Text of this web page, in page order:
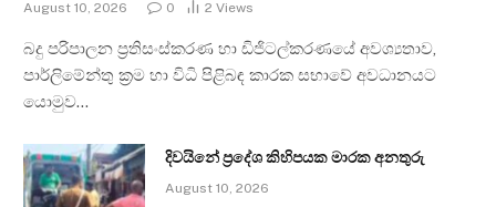
August 10, 2026 0 2 Views
බදු පරිපාලන ප්‍රතිසංස්කරණ හා ඩිජිටල්කරණයේ අවශ්‍යතාව,
පාර්ලිමේන්තු ක්‍රම හා විධි පිළිබඳ කාරක සභාවේ අවධානයට
යොමුව…
දිවයිනේ ප්‍රදේශ කිහිපයක මාරක අනතුරු
August 10, 2026